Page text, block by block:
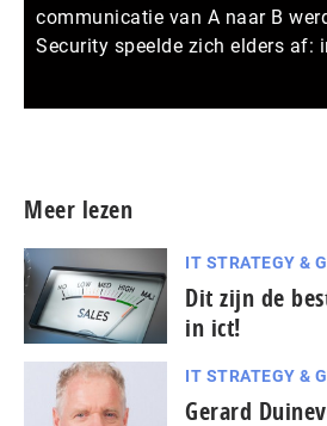
communicatie van A naar B
Security speelde zich elders af:
Meer lezen
IT STRATEGY &
Dit zijn de
in ict!
IT STRATEGY &
Gerard